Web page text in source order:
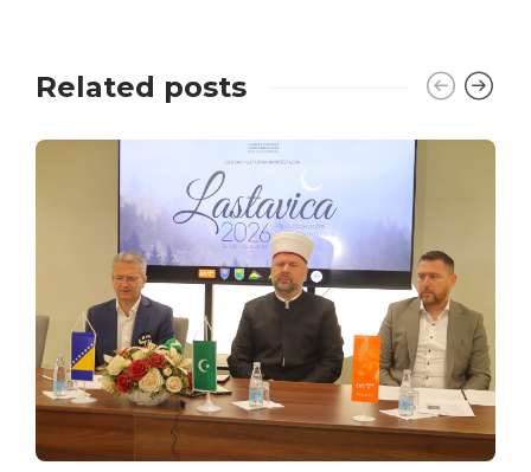
Related posts